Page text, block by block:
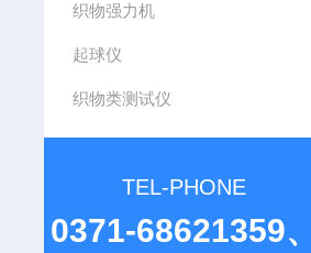
织物强力机
起球仪
织物类测试仪
TEL-PHONE
0371-68621359、